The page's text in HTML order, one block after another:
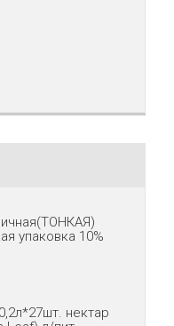
упаковка 10%
нектар